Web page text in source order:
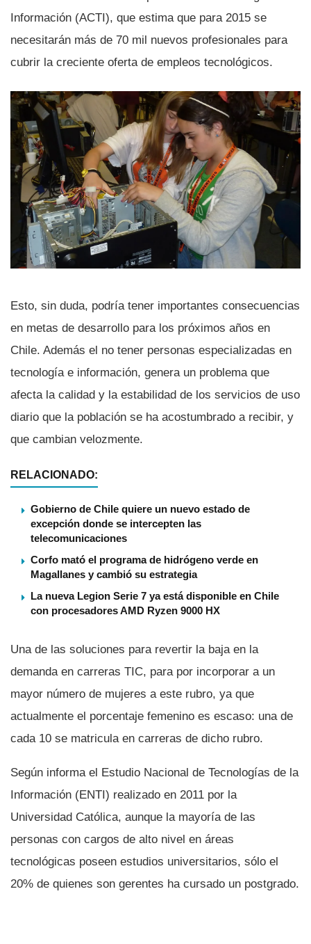
Información (ACTI), que estima que para 2015 se
necesitarán más de 70 mil nuevos profesionales para
cubrir la creciente oferta de empleos tecnológicos.
Esto, sin duda, podrí­a tener importantes consecuencias
en metas de desarrollo para los próximos años en
Chile. Además el no tener personas especializadas en
tecnologí­a e información, genera un problema que
afecta la calidad y la estabilidad de los servicios de uso
diario que la población se ha acostumbrado a recibir, y
que cambian velozmente.
RELACIONADO:
Gobierno de Chile quiere un nuevo estado de
excepción donde se intercepten las
telecomunicaciones
Corfo mató el programa de hidrógeno verde en
Magallanes y cambió su estrategia
La nueva Legion Serie 7 ya está disponible en Chile
con procesadores AMD Ryzen 9000 HX
Una de las soluciones para revertir la baja en la
demanda en carreras TIC, para por incorporar a un
mayor número de mujeres a este rubro, ya que
actualmente el porcentaje femenino es escaso: una de
cada 10 se matricula en carreras de dicho rubro.
Según informa el Estudio Nacional de Tecnologí­as de la
Información (ENTI) realizado en 2011 por la
Universidad Católica, aunque la mayorí­a de las
personas con cargos de alto nivel en áreas
tecnológicas poseen estudios universitarios, sólo el
20% de quienes son gerentes ha cursado un postgrado.